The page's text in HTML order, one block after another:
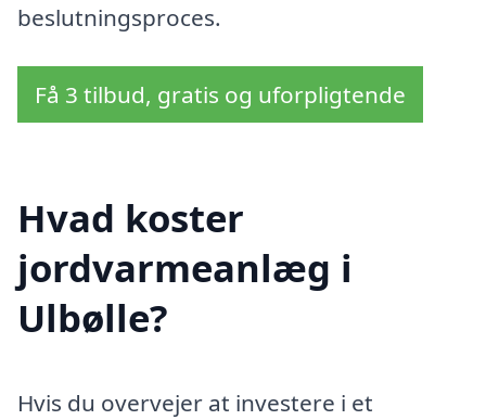
beslutningsproces.
Få 3 tilbud, gratis og uforpligtende
Hvad koster
jordvarmeanlæg i
Ulbølle?
Hvis du overvejer at investere i et